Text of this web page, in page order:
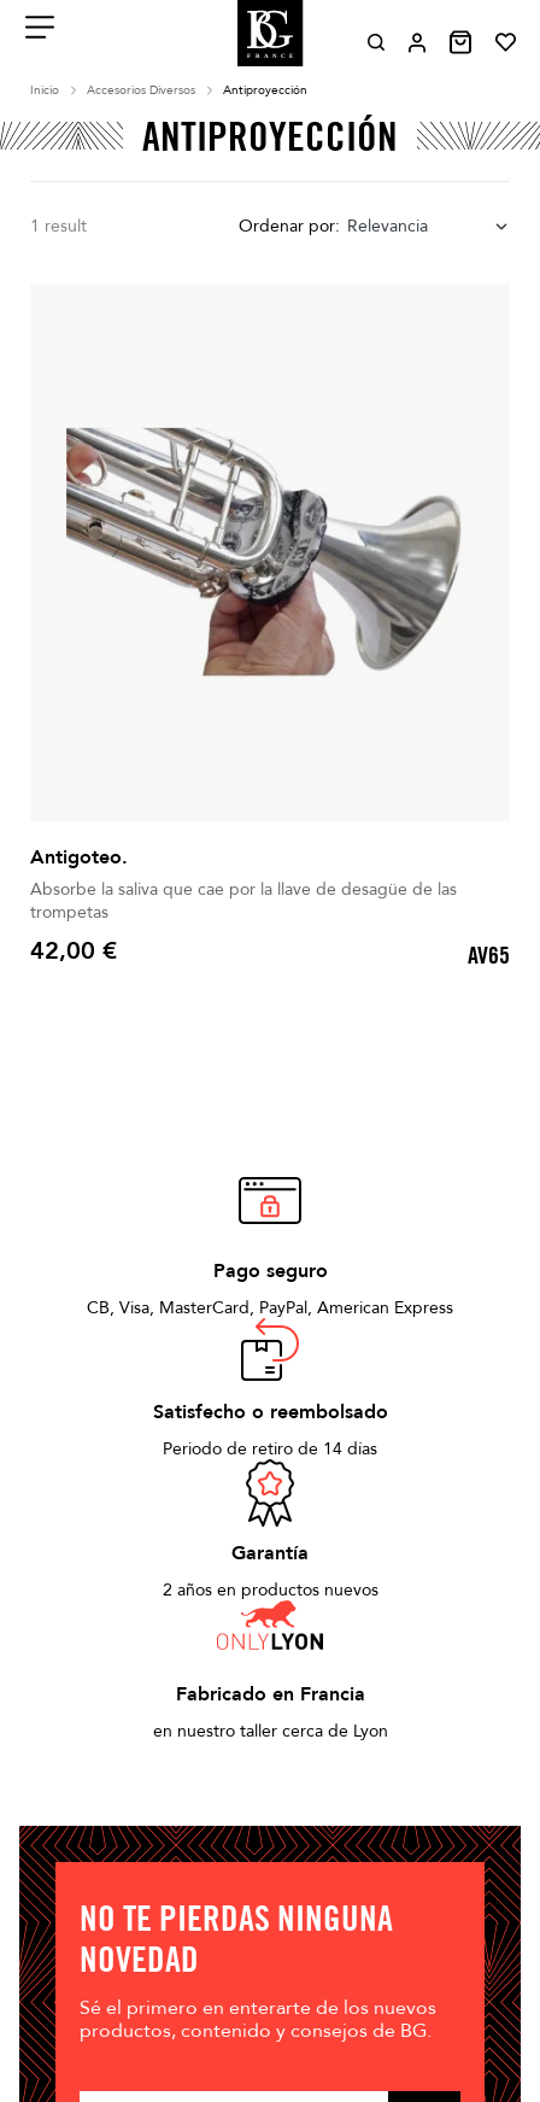
contenu
Inicio Accesorios Diversos Antiproyección
ANTIPROYECCIÓN
1 result Ordenar por: Relevancia
Antigoteo.
Absorbe la saliva que cae por la llave de desagüe de las
trompetas
Precio
42,00 € AV65
Pago seguro
CB, Visa, MasterCard, PayPal, American Express
Satisfecho o reembolsado
Periodo de retiro de 14 días
Garantía
2 años en productos nuevos
Fabricado en Francia
en nuestro taller cerca de Lyon
NO TE PIERDAS NINGUNA
NOVEDAD
Sé el primero en enterarte de los nuevos
productos, contenido y consejos de BG.